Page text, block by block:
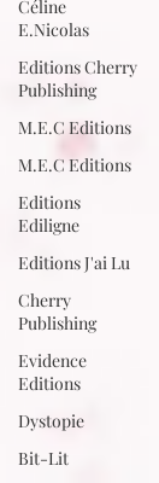
Céline
E.Nicolas
Editions Cherry
Publishing
M.E.C Editions
M.E.C Editions
Editions
Ediligne
Editions J'ai Lu
Cherry
Publishing
Evidence
Editions
Dystopie
Bit-Lit